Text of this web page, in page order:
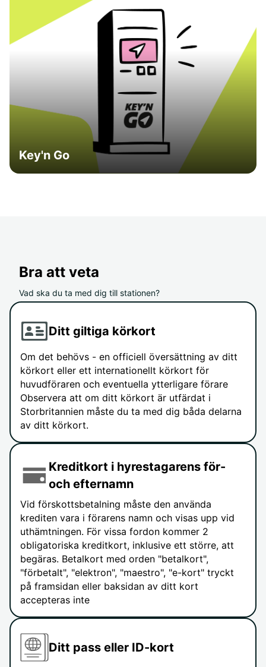
Key'n Go
Bra att veta
Vad ska du ta med dig till stationen?
Ditt giltiga körkort
Om det behövs - en officiell översättning av ditt
körkort eller ett internationellt körkort för
huvudföraren och eventuella ytterligare förare
Observera att om ditt körkort är utfärdat i
Storbritannien måste du ta med dig båda delarna
av ditt körkort.
Kreditkort i hyrestagarens för-
och efternamn
Vid förskottsbetalning måste den använda
krediten vara i förarens namn och visas upp vid
uthämtningen. För vissa fordon kommer 2
obligatoriska kreditkort, inklusive ett större, att
begäras. Betalkort med orden "betalkort",
"förbetalt", "elektron", "maestro", "e-kort" tryckt
på framsidan eller baksidan av ditt kort
accepteras inte
Ditt pass eller ID-kort